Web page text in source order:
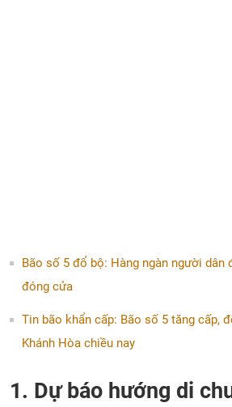
Bão số 5 đổ bộ: Hàng ngàn người dân
đóng cửa
Tin bão khẩn cấp: Bão số 5 tăng cấp,
Khánh Hòa chiều nay
1. Dự báo hướng di